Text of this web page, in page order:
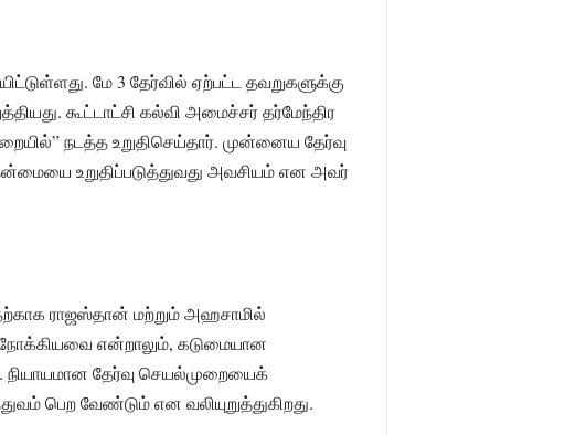
மே 3 தேர்வில் ஏற்பட்ட தவறுகளுக்கு
கூட்டாட்சி கல்வி அமைச்சர் தர்மேந்திர
நடத்த உறுதிசெய்தார். முன்னைய தேர்வு
உறுதிப்படுத்துவது அவசியம் என அவர்
ராஜஸ்தான் மற்றும் அஹசாமில்
நோக்கியவை என்றாலும், கடுமையான
நியாயமான தேர்வு செயல்முறையைக்
பெற வேண்டும் என வலியுறுத்துகிறது.